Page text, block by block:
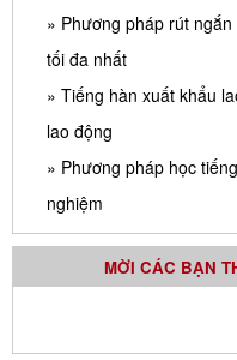
» Phương pháp rút
tối đa nhất
» Tiếng hàn xuất khẩu
lao động
» Phương pháp học
nghiệm
MỜI CÁC BẠN